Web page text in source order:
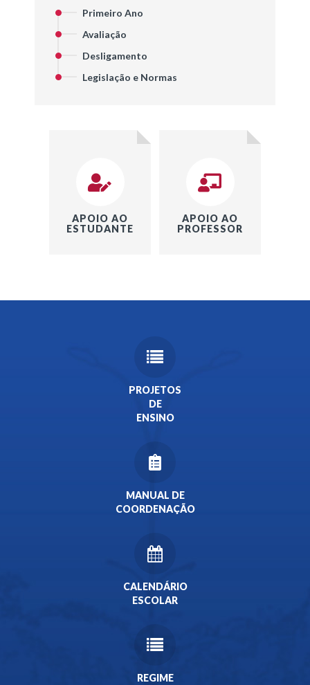
Primeiro Ano
Avaliação
Desligamento
Legislação e Normas
APOIO AO
ESTUDANTE
APOIO AO
PROFESSOR
PROJETOS
DE
ENSINO
MANUAL DE
COORDENAÇÃO
CALENDÁRIO
ESCOLAR
REGIME